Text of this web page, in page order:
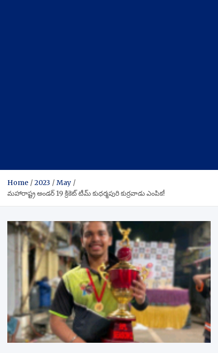
Home 2023
May
మహారాష్ట్ర అండర్ 19 క్రికెట్ టీమ్ కుధర్మపురి కుర్రవాడు ఎంపిక!